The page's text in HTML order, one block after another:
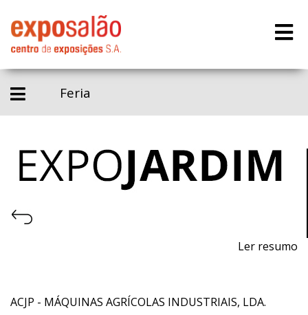
Feria
Ler resumo
e acessórios
ACJP - MÁQUINAS AGRÍCOLAS INDUSTRIAIS, LDA.